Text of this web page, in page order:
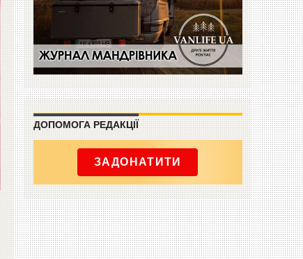
ДОПОМОГА РЕДАКЦІЇ
ЗАДОНАТИТИ